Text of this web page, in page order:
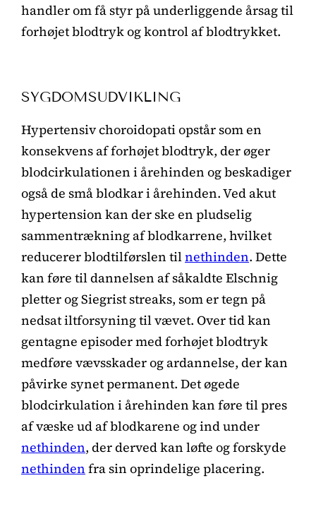
handler om få styr på underliggende årsag til
forhøjet blodtryk og kontrol af blodtrykket.
SYGDOMSUDVIKLING
Hypertensiv choroidopati opstår som en
konsekvens af forhøjet blodtryk, der øger
blodcirkulationen i årehinden og beskadiger
også de små blodkar i årehinden. Ved akut
hypertension kan der ske en pludselig
sammentrækning af blodkarrene, hvilket
reducerer blodtilførslen tilnethinden. Dette
kan føre til dannelsen af såkaldte Elschnig
pletter og Siegrist streaks, som er tegn på
nedsat iltforsyning til vævet. Over tid kan
gentagne episoder med forhøjet blodtryk
medføre vævsskader og ardannelse, der kan
påvirke synet permanent. Det øgede
blodcirkulation i årehinden kan føre til pres
af væske ud af blodkarene og ind under
nethinden, der derved kan løfte og forskyde
nethinden fra sin oprindelige placering.